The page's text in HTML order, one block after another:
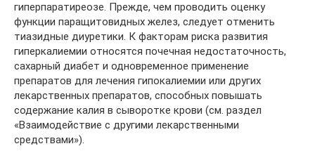
гиперпаратиреозе. Прежде, чем проводить оценку
функции паращитовидных желез, следует отменить
тиазидные диуретики. К факторам риска развития
гиперкалиемии относятся почечная недостаточность,
сахарный диабет и одновременное применение
препаратов для лечения гипокалиемии или других
лекарственных препаратов, способных повышать
содержание калия в сыворотке крови (см. раздел
«Взаимодействие с другими лекарственными
средствами»).